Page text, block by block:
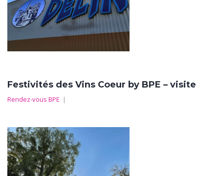
Festivités des Vins Coeur by BPE – visite
Rendez-vous BPE |